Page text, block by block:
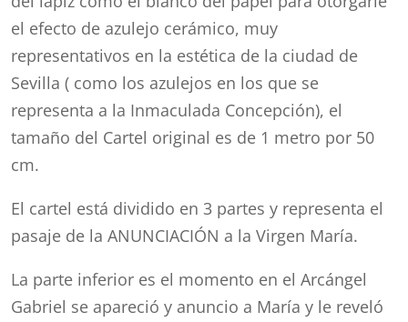
el efecto de azulejo cerámico, muy
representativos en la estética de la ciudad de
Sevilla ( como los azulejos en los que se
representa a la Inmaculada Concepción), el
tamaño del Cartel original es de 1 metro por 50
cm.
El cartel está dividido en 3 partes y representa el
pasaje de la ANUNCIACIÓN a la Virgen María.
La parte inferior es el momento en el Arcángel
Gabriel se apareció y anuncio a María y le reveló